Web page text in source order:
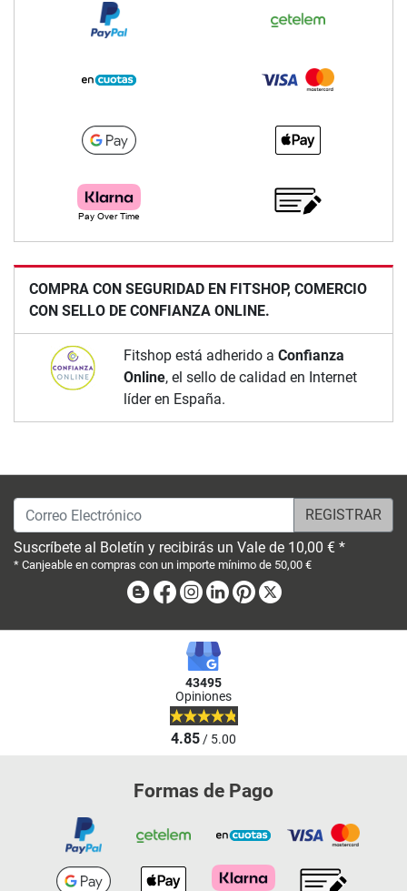
COMPRA CON SEGURIDAD EN FITSHOP, COMERCIO
CON SELLO DE CONFIANZA ONLINE.
Fitshop está adherido a Confianza
Online, el sello de calidad en Internet
líder en España.
Correo Electrónico
Suscríbete al Boletín y recibirás un Vale de 10,00 € *
* Canjeable en compras con un importe mínimo de 50,00 €
BlogFacebook
Instagram
LinkedinPinterest
43495
Opiniones
4.85/ 5.00
Formas de Pago